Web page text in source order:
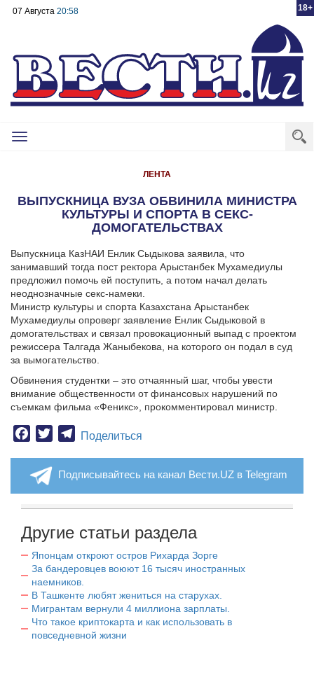
18+
07 Августа 20:58
Toggle
ЛЕНТА
ВЫПУСКНИЦА ВУЗА ОБВИНИЛА МИНИСТРА
КУЛЬТУРЫ И СПОРТА В СЕКС-
ДОМОГАТЕЛЬСТВАХ
Выпускница КазНАИ Енлик Сыдыкова заявила, что
занимавший тогда пост ректора Арыстанбек Мухамедиулы
предложил помочь ей поступить, а потом начал делать
неоднозначные секс-намеки.
Министр культуры и спорта Казахстана Арыстанбек
Мухамедиулы опроверг заявление Енлик Сыдыковой в
домогательствах и связал провокационный выпад с проектом
режиссера Талгада Жаныбекова, на которого он подал в суд
за вымогательство.
Обвинения студентки – это отчаянный шаг, чтобы увести
внимание общественности от финансовых нарушений по
съемкам фильма «Феникс», прокомментировал министр.
Facebook
TwitterTelegram
Поделиться
Подписывайтесь на канал Вести.UZ в Telegram
Другие статьи раздела
Японцам откроют остров Рихарда Зорге
За бандеровцев воюют 16 тысяч иностранных
наемников.
В Ташкенте любят жениться на старухах.
Мигрантам вернули 4 миллиона зарплаты.
Что такое криптокарта и как использовать в
повседневной жизни